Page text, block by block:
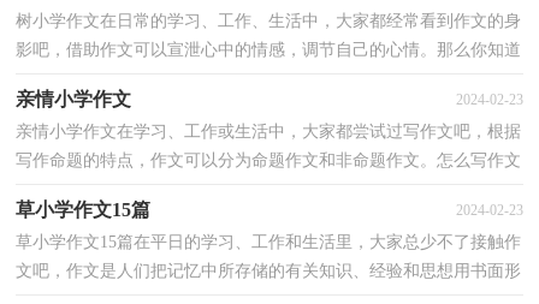
树小学作文在日常的学习、工作、生活中，大家都经常看到作文的身
影吧，借助作文可以宣泄心中的情感，调节自己的心情。那么你知道
亲情小学作文 2024-02-23
亲情小学作文在学习、工作或生活中，大家都尝试过写作文吧，根据
写作命题的特点，作文可以分为命题作文和非命题作文。怎么写作文
草小学作文15篇 2024-02-23
草小学作文15篇在平日的学习、工作和生活里，大家总少不了接触作
文吧，作文是人们把记忆中所存储的有关知识、经验和思想用书面形